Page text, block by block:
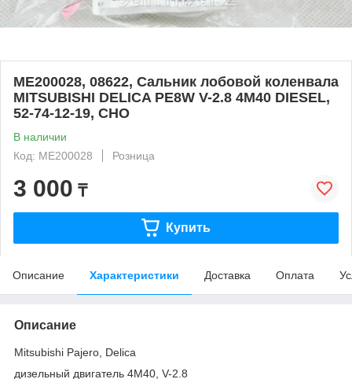
ME200028, 08622, Сальник лобовой коленвала
MITSUBISHI DELICA PE8W V-2.8 4M40 DIESEL,
52-74-12-19, CHO
В наличии
Код: ME200028
Розница
3 000 ₸
Купить
Описание Характеристики Доставка Оплата
Описание
Mitsubishi Pajero, Delica
дизельный двигатель 4M40, V-2.8